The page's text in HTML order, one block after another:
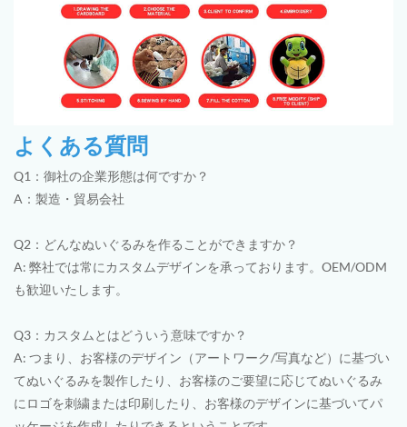
よくある質問
Q1：御社の企業形態は何ですか？
A：製造・貿易会社
Q2：どんなぬいぐるみを作ることができますか？
A: 弊社では常にカスタムデザインを承っております。OEM/ODM
も歓迎いたします。
Q3：カスタムとはどういう意味ですか？
A: つまり、お客様のデザイン（アートワーク/写真など）に基づい
てぬいぐるみを製作したり、お客様のご要望に応じてぬいぐるみ
にロゴを刺繍または印刷したり、お客様のデザインに基づいてパ